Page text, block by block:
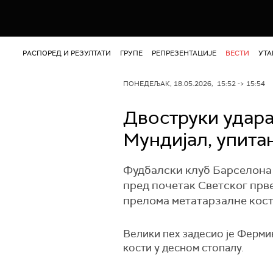
РАСПОРЕД И РЕЗУЛТАТИ ГРУПЕ РЕПРЕЗЕНТАЦИЈЕ ВЕСТИ
ПОНЕДЕЉАК, 18.05.2026, 15:52 -> 15:54
Двоструки
Мундијал,
Фудбалски клуб
пред почетак Светског
прелома метатарзалне
Велики пех задесио је
кости у десном стопалу.